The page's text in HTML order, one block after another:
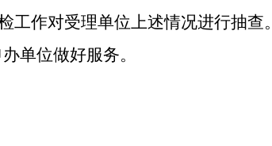
作对受理单位上述情况进行抽查。
单位做好服务。